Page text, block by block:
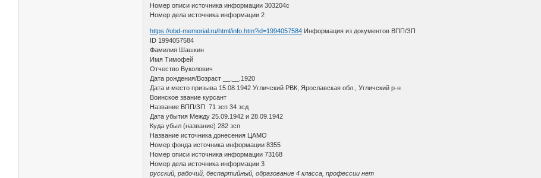
Номер описи источника информации 303204с
Номер дела источника информации 2
https://obd-memorial.ru/html/info.htm?id=1994057584 Информация из документов ВПП/ЗП
ID 1994057584
Фамилия Шашкин
Имя Тимофей
Отчество Вуколович
Дата рождения/Возраст __.__.1920
Дата и место призыва 15.08.1942 Угличский РВК, Ярославская обл., Угличский р-н
Воинское звание курсант
Название ВПП/ЗП 71 зсп 34 зсд
Дата убытия Между 25.09.1942 и 28.09.1942
Куда убыл (название) 282 зсп
Название источника донесения ЦАМО
Номер фонда источника информации 8355
Номер описи источника информации 73168
Номер дела источника информации 3
русский, рабочий, беспартийный, образование 4 класса, профессии нет